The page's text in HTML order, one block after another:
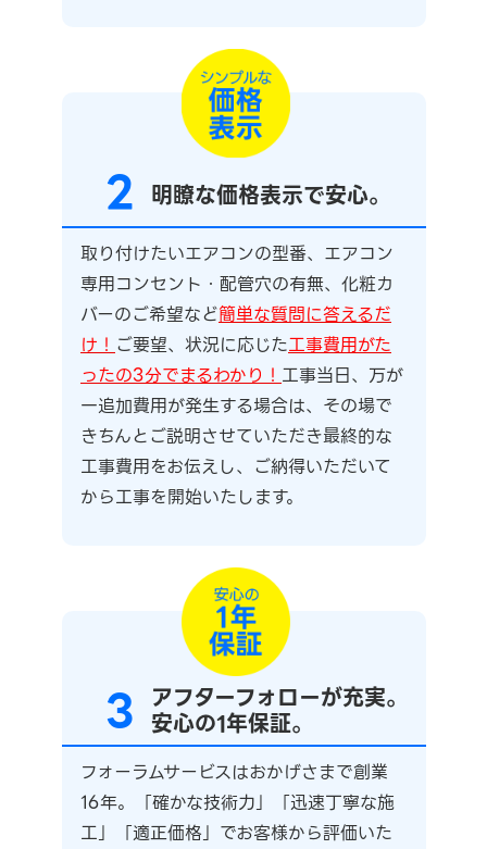
2 明瞭な価格表示で安心。
取り付けたいエアコンの型番、エアコン
専用コンセント・配管穴の有無、化粧カ
バーのご希望など簡単な質問に答えるだ
け！ご要望、状況に応じた工事費用がた
ったの3分でまるわかり！工事当日、万が
一追加費用が発生する場合は、その場で
きちんとご説明させていただき最終的な
工事費用をお伝えし、ご納得いただいて
から工事を開始いたします。
3 アフターフォローが充実。
安心の1年保証。
フォーラムサービスはおかげさまで創業
16年。「確かな技術力」「迅速丁寧な施
工」「適正価格」でお客様から評価いた